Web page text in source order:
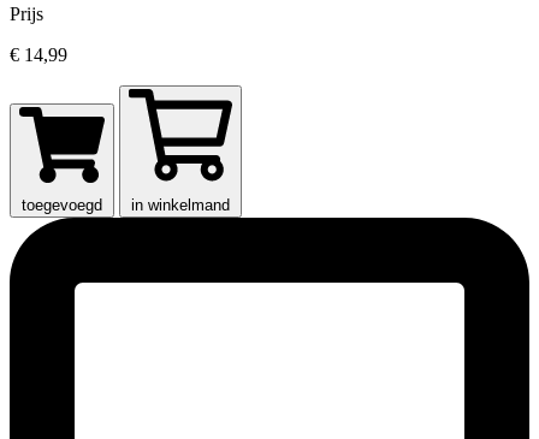
Prijs
€ 14,99
toegevoegd in winkelmand